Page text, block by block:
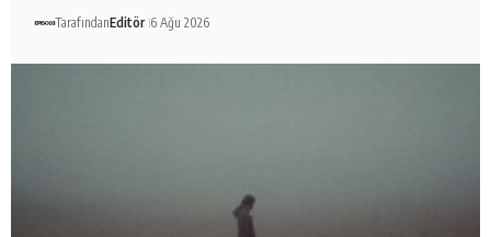
TarafındanEditör 6 Ağu 2026